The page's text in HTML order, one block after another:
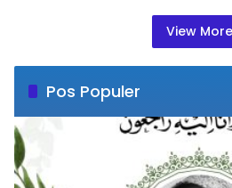
View More
Pos Populer